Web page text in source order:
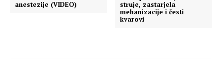
anestezije (VIDEO)
struje, zastarjela
mehanizacije i česti
kvarovi